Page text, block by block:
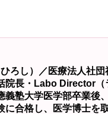
ろし）／医療法人社団
院長・Labo Director（
義塾大学医学部卒業後
に合格し、医学博士を